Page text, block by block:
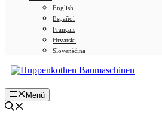
English
Español
Français
Hrvatski
Slovenščina
Menü